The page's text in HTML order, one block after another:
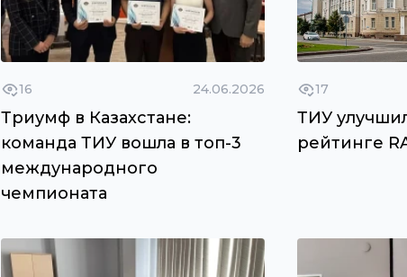
16 24.06.2026
Триумф в Казахстане:
команда ТИУ вошла в топ-3
международного
чемпионата
17
ТИУ
рейтинге